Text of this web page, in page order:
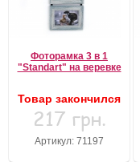
Фоторамка 3 в 1
"Standart" на веревке
Товар закончился
217 грн.
Артикул: 71197